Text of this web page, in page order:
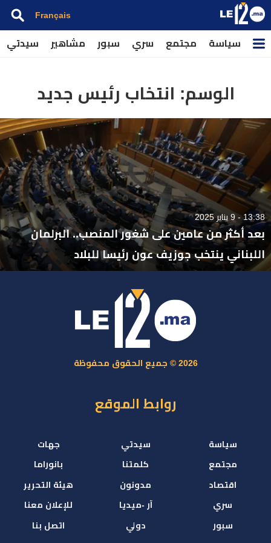
Français
سياسة مجتمع سري سبور مشاهير سيدتي
الوسم: انتخاب رئيس جديد
13:38 - 9 يناير 2025
بعد أكثر من عامين على شغور المنصب.. البرلمان
اللبناني ينتخب جوزيف عون رئيسا للبلاد
2026 © جميع الحقوق محفوظة
روابط الموقع
سياسة
مجتمع
اقتصاد
سري
سبور
سيدتي
كلمتنا
مدونون
آر -ميديا
دولي
جهات
بانوراما
هيئة التحرير
للإعلان معنا
اتصل بنا